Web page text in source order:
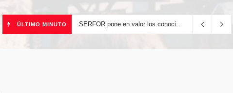
ÚLTIMO MINUTO SERFOR pone en valor los conocimientos ancestrales del pueblo kakataibo para conservar los bosques del país